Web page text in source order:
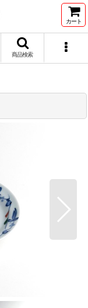
カート
商品検索